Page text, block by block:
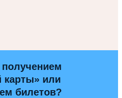
карты» или
билетов?